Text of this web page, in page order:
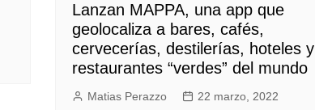
Lanzan MAPPA, una app que
geolocaliza a bares, cafés,
cervecerías, destilerías, hoteles y
restaurantes “verdes” del mundo
Matias Perazzo 22 marzo, 2022